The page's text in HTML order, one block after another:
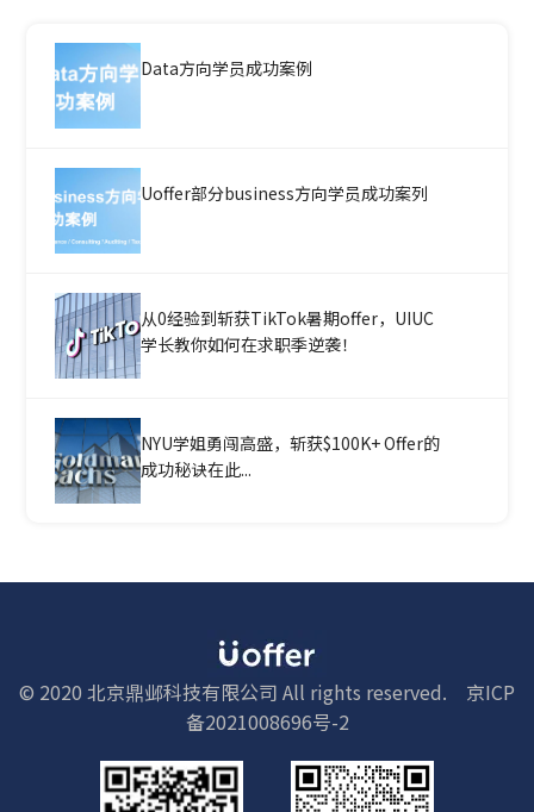
Data方向学员成功案例
Uoffer部分business方向学员成功案列
从0经验到斩获TikTok暑期offer，UIUC
学长教你如何在求职季逆袭！
NYU学姐勇闯高盛，斩获$100K+ Offer的
成功秘诀在此...
© 2020 北京鼎邺科技有限公司 All rights reserved.
京ICP
备2021008696号-2